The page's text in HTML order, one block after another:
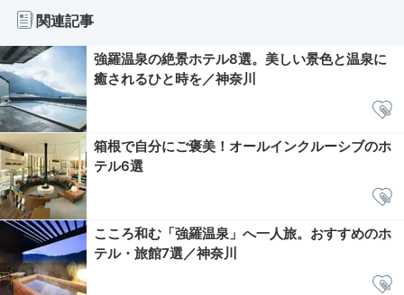
関連記事
強羅温泉の絶景ホテル8選。美しい景色と温泉に
癒されるひと時を／神奈川
箱根で自分にご褒美！オールインクルーシブのホ
テル6選
こころ和む「強羅温泉」へ一人旅。おすすめのホ
テル・旅館7選／神奈川